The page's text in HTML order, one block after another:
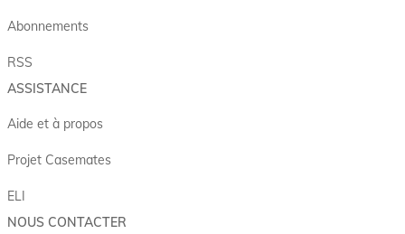
Abonnements
RSS
ASSISTANCE
Aide et à propos
Projet Casemates
ELI
NOUS CONTACTER